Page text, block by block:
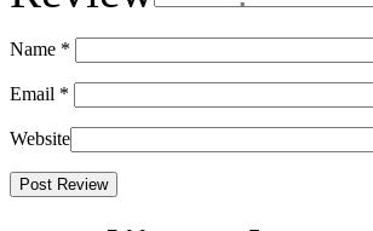
Name *
Email *
Website